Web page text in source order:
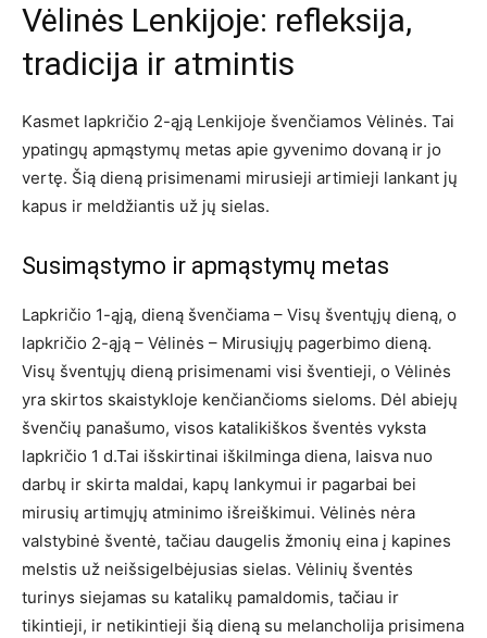
Vėlinės Lenkijoje: refleksija,
tradicija ir atmintis
Kasmet lapkričio 2-ąją Lenkijoje švenčiamos Vėlinės. Tai
ypatingų apmąstymų metas apie gyvenimo dovaną ir jo
vertę. Šią dieną prisimenami mirusieji artimieji lankant jų
kapus ir meldžiantis už jų sielas.
Susimąstymo ir apmąstymų metas
Lapkričio 1-ąją, dieną švenčiama – Visų šventųjų dieną, o
lapkričio 2-ąją – Vėlinės – Mirusiųjų pagerbimo dieną.
Visų šventųjų dieną prisimenami visi šventieji, o Vėlinės
yra skirtos skaistykloje kenčiančioms sieloms. Dėl abiejų
švenčių panašumo, visos katalikiškos šventės vyksta
lapkričio 1 d.Tai išskirtinai iškilminga diena, laisva nuo
darbų ir skirta maldai, kapų lankymui ir pagarbai bei
mirusių artimųjų atminimo išreiškimui. Vėlinės nėra
valstybinė šventė, tačiau daugelis žmonių eina į kapines
melstis už neišsigelbėjusias sielas. Vėlinių šventės
turinys siejamas su katalikų pamaldomis, tačiau ir
tikintieji, ir netikintieji šią dieną su melancholija prisimena